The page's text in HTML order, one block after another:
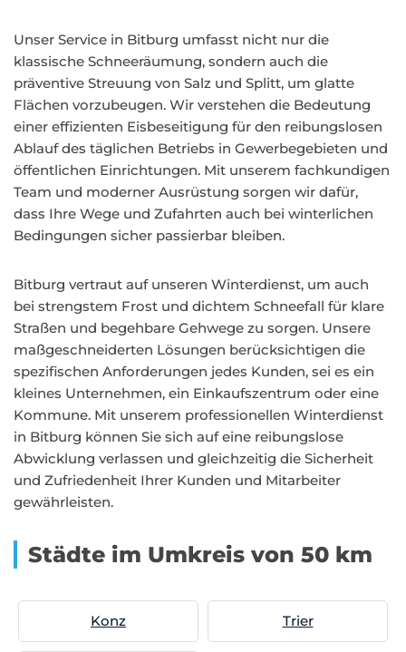
Unser Service in Bitburg umfasst nicht nur die
klassische Schneeräumung, sondern auch die
präventive Streuung von Salz und Splitt, um glatte
Flächen vorzubeugen. Wir verstehen die Bedeutung
einer effizienten Eisbeseitigung für den reibungslosen
Ablauf des täglichen Betriebs in Gewerbegebieten und
öffentlichen Einrichtungen. Mit unserem fachkundigen
Team und moderner Ausrüstung sorgen wir dafür,
dass Ihre Wege und Zufahrten auch bei winterlichen
Bedingungen sicher passierbar bleiben.
Bitburg vertraut auf unseren Winterdienst, um auch
bei strengstem Frost und dichtem Schneefall für klare
Straßen und begehbare Gehwege zu sorgen. Unsere
maßgeschneiderten Lösungen berücksichtigen die
spezifischen Anforderungen jedes Kunden, sei es ein
kleines Unternehmen, ein Einkaufszentrum oder eine
Kommune. Mit unserem professionellen Winterdienst
in Bitburg können Sie sich auf eine reibungslose
Abwicklung verlassen und gleichzeitig die Sicherheit
und Zufriedenheit Ihrer Kunden und Mitarbeiter
gewährleisten.
Städte im Umkreis von 50 km
Konz Trier